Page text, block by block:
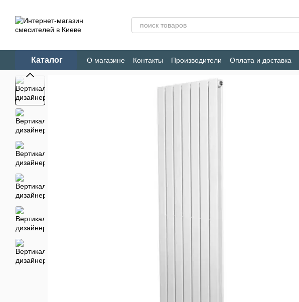
Каталог О магазине Контакты Производители Оплата и доставка
Конфиденциальность